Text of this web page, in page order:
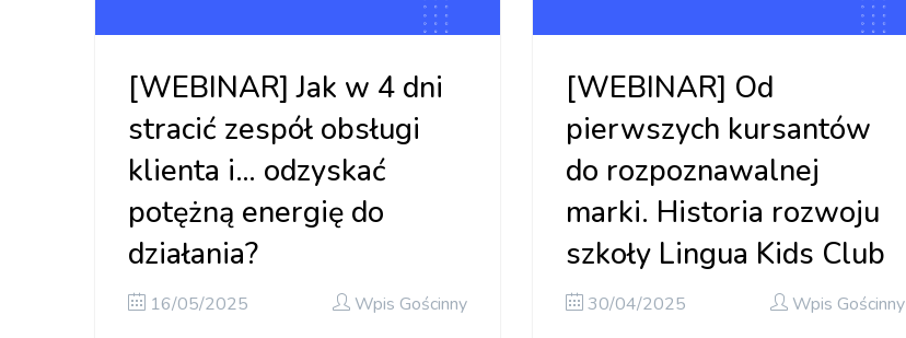
[WEBINAR] Jak w 4 dni
stracić zespół obsługi
klienta i… odzyskać
potężną energię do
działania?
16/05/2025 Wpis Gościnny
[WEBINAR] Od
pierwszych kursantów
do rozpoznawalnej
marki. Historia rozwoju
szkoły Lingua Kids Club
30/04/2025 Wpis Gościnny